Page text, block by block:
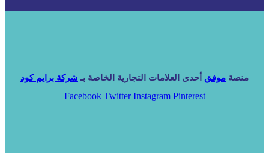
منصة موفق أحدى العلامات التجارية الخاصة بـ شركة برايم كود
Facebook Twitter Instagram Pinterest